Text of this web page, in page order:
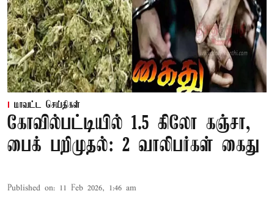
மாவட்ட செய்திகள்
கோவில்பட்டியில் 1.5 கிலோ கஞ்சா,
பைக் பறிமுதல்: 2 வாலிபர்கள் கைது
Published on: 11 Feb 2026, 1:46 am